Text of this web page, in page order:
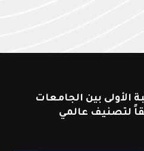
الأولى بين الجامعات